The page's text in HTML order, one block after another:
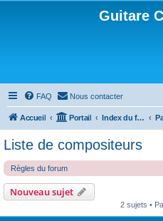
Guitare
FAQ Nous contacter
Accueil Portail Index du forum
Liste de compositeurs
Règles du forum
Nouveau sujet
2 sujets •